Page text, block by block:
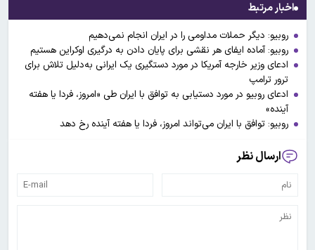
اخبار مرتبط
روبیو: دیگر حملات مداومی را در ایران انجام نمی‌دهیم
روبیو: آماده ایفای هر نقشی برای پایان دادن به درگیری اوکراین هستیم
ادعای وزیر خارجه آمریکا در مورد دستگیری یک ایرانی به‌دلیل تلاش برای
ترور ترامپ
ادعای روبیو در مورد دستیابی به توافق با ایران طی «امروز، فردا یا هفته
آینده»
روبیو: توافق با ایران می‌تواند امروز، فردا یا هفته آینده رخ دهد
ارسال نظر